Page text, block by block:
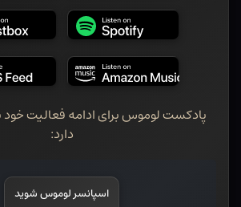
پادکست لوموس برای ادامه فعالیت خود
دارد:
اسپانسر لوموس شوید